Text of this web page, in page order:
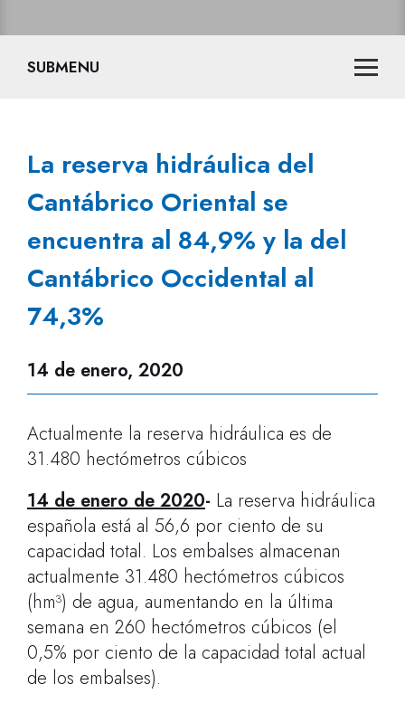
SUBMENU
La reserva hidráulica del
Cantábrico Oriental se
encuentra al 84,9% y la del
Cantábrico Occidental al
74,3%
14 de enero, 2020
Actualmente la reserva hidráulica es de
31.480 hectómetros cúbicos
14 de enero de 2020- La reserva hidráulica
española está al 56,6 por ciento de su
capacidad total. Los embalses almacenan
actualmente 31.480 hectómetros cúbicos
(hm³) de agua, aumentando en la última
semana en 260 hectómetros cúbicos (el
0,5% por ciento de la capacidad total actual
de los embalses).